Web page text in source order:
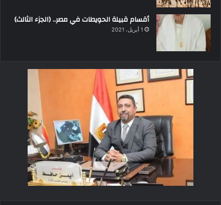
أقسام قبيلة الحويطات في مصر.. (الجزء الثالث)
1 أبريل، 2021